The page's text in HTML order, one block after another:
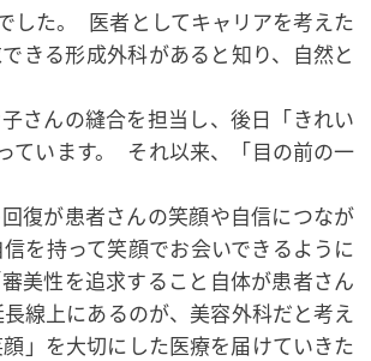
した。 医者としてキャリアを考えた
きる形成外科があると知り、自然と
さんの縫合を担当し、後日「きれい
ています。 それ以来、「目の前の一
復が患者さんの笑顔や自信につなが
を持って笑顔でお会いできるように
美性を追求すること自体が患者さん
線上にあるのが、美容外科だと考え
」を大切にした医療を届けていきた